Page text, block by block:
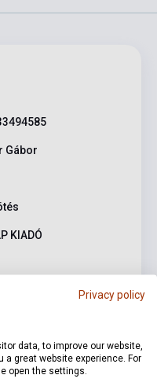
Gábor
KIADÓ
linkek Vélemények
Privacy policy
data, to improve our website,
great website experience. For
open the settings.